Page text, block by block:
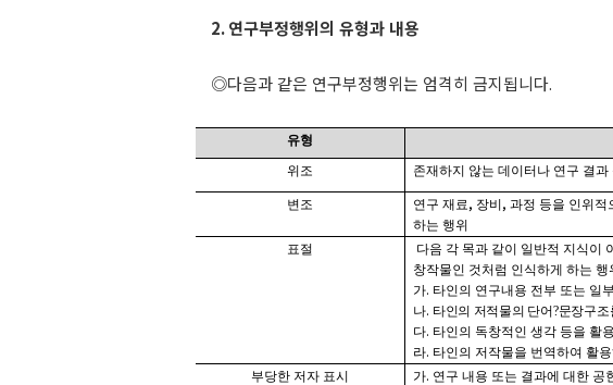
2.연구부정행위의 유형과 내용
◎다음과 같은 연구부정행위는 엄격히 금지됩니다.
유형
위조
존재하지 않는 데이터나 연구 결
변조 연구 재료, 장비 ,과정 등을 인위적
하는 행위
표절
다음 각 목과 같이 일반적 지식이
창작물인 것처럼 인식하게 하는 행
가. 타인의 연구내용 전부 또는 일
나. 타인의 저적물의 단어?문장구조
다. 타인의 독창적인 생각 등을 활
라. 타인의 저작물을 번역하여 활
부당한 저자 표시
가. 연구 내용 또는 결과에 대한 공